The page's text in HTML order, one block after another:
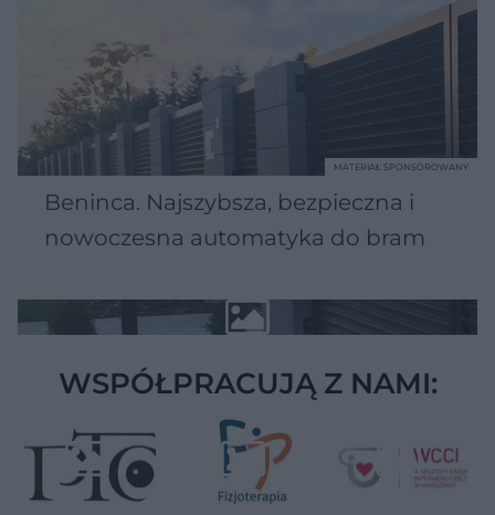
Beninca. Najszybsza, bezpieczna i
nowoczesna automatyka do bram
MATERIAŁ SPONSOROWANY
WSPÓŁPRACUJĄ Z NAMI: